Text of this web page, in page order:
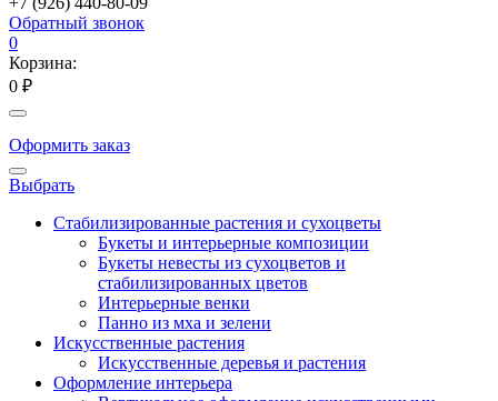
Обратный звонок
0
Корзина:
0 ₽
Оформить заказ
Выбрать
Стабилизированные растения и сухоцветы
Букеты и интерьерные композиции
Букеты невесты из сухоцветов и
стабилизированных цветов
Интерьерные венки
Панно из мха и зелени
Искусственные растения
Искусственные деревья и растения
Оформление интерьера